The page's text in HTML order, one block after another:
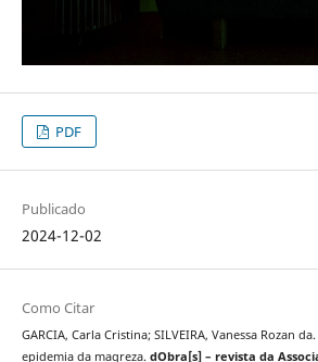
PDF
Publicado
2024-12-02
Como Citar
GARCIA, Carla Cristina; SILVEIRA, Vanessa Rozan
epidemia da magreza. dObra[s] – revista da